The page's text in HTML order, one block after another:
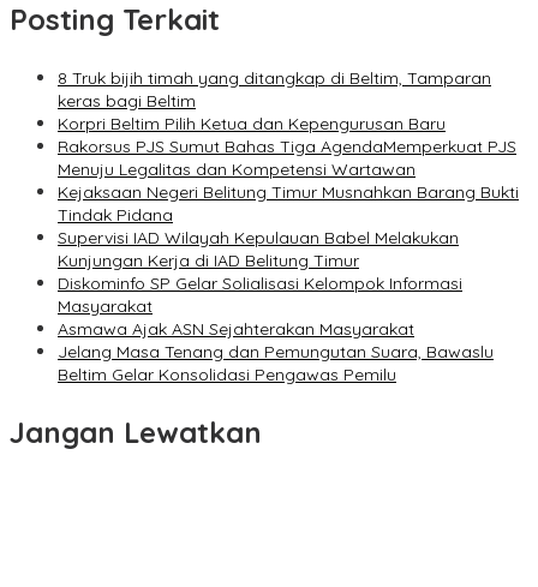
Posting Terkait
8 Truk bijih timah yang ditangkap di Beltim, Tamparan
keras bagi Beltim
Korpri Beltim Pilih Ketua dan Kepengurusan Baru
Rakorsus PJS Sumut Bahas Tiga AgendaMemperkuat PJS
Menuju Legalitas dan Kompetensi Wartawan
Kejaksaan Negeri Belitung Timur Musnahkan Barang Bukti
Tindak Pidana
Supervisi IAD Wilayah Kepulauan Babel Melakukan
Kunjungan Kerja di IAD Belitung Timur
Diskominfo SP Gelar Solialisasi Kelompok Informasi
Masyarakat
Asmawa Ajak ASN Sejahterakan Masyarakat
Jelang Masa Tenang dan Pemungutan Suara, Bawaslu
Beltim Gelar Konsolidasi Pengawas Pemilu
Jangan Lewatkan